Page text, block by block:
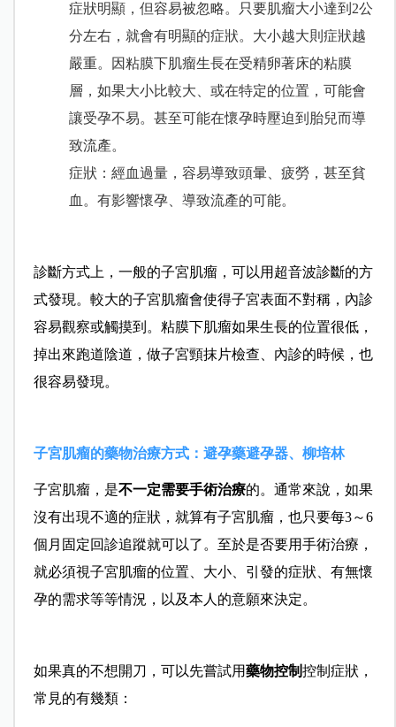
症狀明顯，但容易被忽略。只要肌瘤大小達到2公
分左右，就會有明顯的症狀。大小越大則症狀越
嚴重。因粘膜下肌瘤生長在受精卵著床的粘膜
層，如果大小比較大、或在特定的位置，可能會
讓受孕不易。甚至可能在懷孕時壓迫到胎兒而導
致流產。
症狀：經血過量，容易導致頭暈、疲勞，甚至貧
血。有影響懷孕、導致流產的可能。
診斷方式上，一般的子宮肌瘤，可以用超音波診斷的方
式發現。較大的子宮肌瘤會使得子宮表面不對稱，內診
容易觀察或觸摸到。粘膜下肌瘤如果生長的位置很低，
掉出來跑道陰道，做子宮頸抹片檢查、內診的時候，也
很容易發現。
子宮肌瘤的藥物治療方式：避孕藥避孕器、柳培林
子宮肌瘤，是不一定需要手術治療的。通常來說，如果
沒有出現不適的症狀，就算有子宮肌瘤，也只要每3～6
個月固定回診追蹤就可以了。至於是否要用手術治療，
就必須視子宮肌瘤的位置、大小、引發的症狀、有無懷
孕的需求等等情況，以及本人的意願來決定。
如果真的不想開刀，可以先嘗試用藥物控制控制症狀，
常見的有幾類：